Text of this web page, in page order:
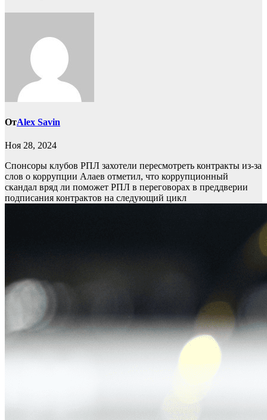
ОтAlex Savin
Ноя 28, 2024
Спонсоры клубов РПЛ захотели пересмотреть контракты из-за
слов о коррупции Алаев отметил, что коррупционный
скандал вряд ли поможет РПЛ в переговорах в преддверии
подписания контрактов на следующий цикл